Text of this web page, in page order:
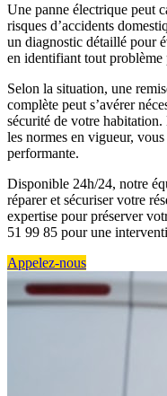
Une panne électrique peut
risques d’accidents
un diagnostic détaillé pour
en identifiant tout problème
Selon la situation, une
complète peut s’avérer
sécurité de votre
les normes en vigueur,
performante.
Disponible 24h/24, notre
réparer et sécuriser votre
expertise pour préserver
51 99 85 pour une
Appelez-nous